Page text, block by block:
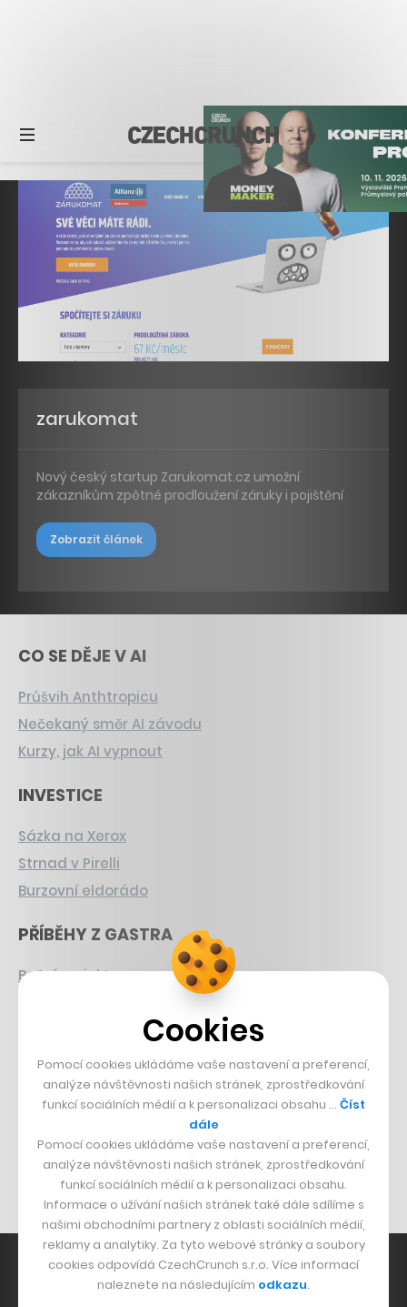
zarukomat
Nový český startup Zarukomat.cz umožní
zákazníkům zpětné prodloužení záruky i pojištění
Zobrazit článek
CO SE DĚJE V AI
Průšvih Anthtropicu
Nečekaný směr AI závodu
Kurzy, jak AI vypnout
INVESTICE
Sázka na Xerox
Strnad v Pirelli
Burzovní eldorádo
PŘÍBĚHY Z GASTRA
Boční projekt, co se zvrtnul
Dva golfisti, co pečou
DESIGN
Bomma není tichá
Originální hodinky
Nábytek z betonu
Cookies
Pomocí cookies ukládáme vaše nastavení a preferencí,
analýze návštěvnosti našich stránek, zprostředkování
funkcí sociálních médií a k personalizaci obsahu … Číst
dále
Pomocí cookies ukládáme vaše nastavení a preferencí,
analýze návštěvnosti našich stránek, zprostředkování
funkcí sociálních médií a k personalizaci obsahu.
Informace o užívání našich stránek také dále sdílíme s
našimi obchodními partnery z oblasti sociálních médií,
reklamy a analytiky. Za tyto webové stránky a soubory
cookies odpovídá CzechCrunch s.r.o. Více informací
naleznete na následujícím odkazu.